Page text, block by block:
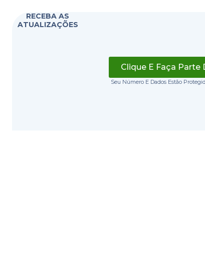
RECEBA AS
ATUALIZAÇÕES
Clique E Faça Parte
Seu Número E Dados Estão